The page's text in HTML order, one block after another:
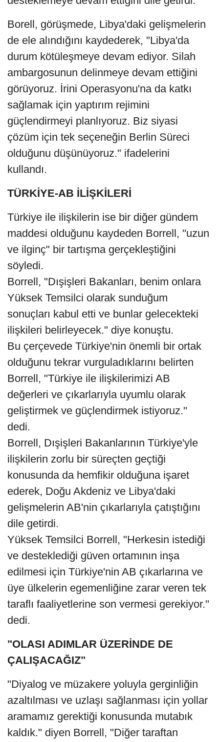
Borell, görüşmede, Libya'daki gelişmelerin
de ele alındığını kaydederek, "Libya'da
durum kötüleşmeye devam ediyor. Silah
ambargosunun delinmeye devam ettiğini
görüyoruz. İrini Operasyonu'na da katkı
sağlamak için yaptırım rejimini
güçlendirmeyi planlıyoruz. Biz siyasi
çözüm için tek seçeneğin Berlin Süreci
olduğunu düşünüyoruz." ifadelerini
kullandı.
TÜRKİYE-AB İLİŞKİLERİ
Türkiye ile ilişkilerin ise bir diğer gündem
maddesi olduğunu kaydeden Borrell, "uzun
ve ilginç" bir tartışma gerçekleştiğini
söyledi.
Borrell, "Dışişleri Bakanları, benim onlara
Yüksek Temsilci olarak sunduğum
sonuçları kabul etti ve bunlar gelecekteki
ilişkileri belirleyecek." diye konuştu.
Bu çerçevede Türkiye'nin önemli bir ortak
olduğunu tekrar vurguladıklarını belirten
Borrell, "Türkiye ile ilişkilerimizi AB
değerleri ve çıkarlarıyla uyumlu olarak
geliştirmek ve güçlendirmek istiyoruz."
dedi.
Borrell, Dışişleri Bakanlarının Türkiye'yle
ilişkilerin zorlu bir süreçten geçtiği
konusunda da hemfikir olduğuna işaret
ederek, Doğu Akdeniz ve Libya'daki
gelişmelerin AB'nin çıkarlarıyla çatıştığını
dile getirdi.
Yüksek Temsilci Borrell, "Herkesin istediği
ve desteklediği güven ortamının inşa
edilmesi için Türkiye'nin AB çıkarlarına ve
üye ülkelerin egemenliğine zarar veren tek
taraflı faaliyetlerine son vermesi gerekiyor."
dedi.
"OLASI ADIMLAR ÜZERİNDE DE
ÇALIŞACAĞIZ"
"Diyalog ve müzakere yoluyla gerginliğin
azaltılması ve uzlaşı sağlanması için yollar
aramamız gerektiği konusunda mutabık
kaldık." diyen Borrell, "Diğer taraftan